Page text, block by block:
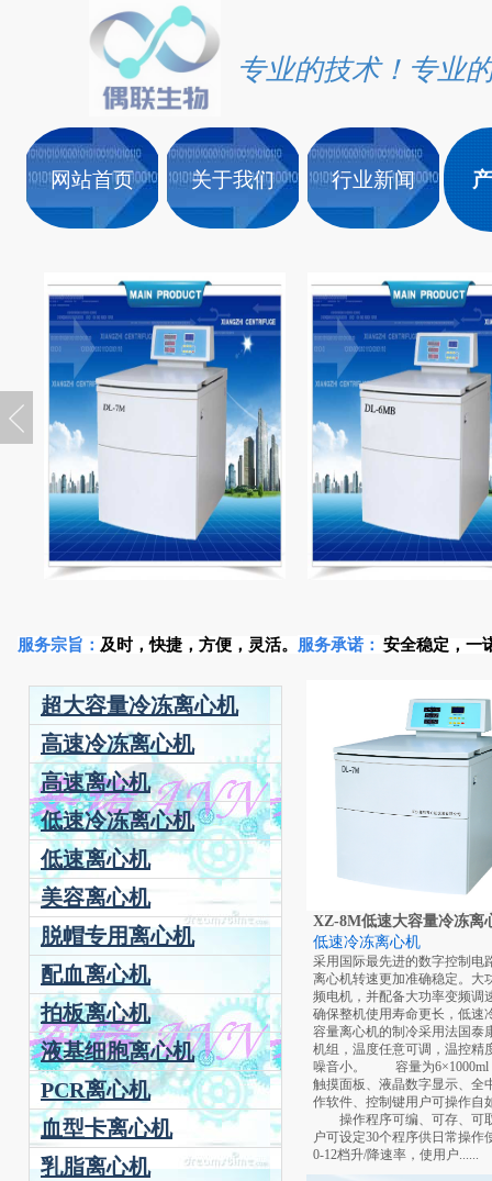
专业的技术！专业
网站首页 关于我们 行业新闻
产品中心
服务宗旨： 及时，快捷， 方便，灵活。 服务承诺： 安全稳定，一
XZ-8M低速大容量冷冻离
低速冷冻离心机
采用国际最先进的数字控制电
离心机转速更加准确稳定。大
频电机，并配备大功率变频调
确保整机使用寿命更长，低速
容量离心机的制冷采用法国泰
机组，温度任意可调，温控精
噪音小。 容量为
触摸面板、液晶数字显示、全
作软件、控制键用户可操作自
操作程序可编、可存、可
户可设定30个程序供日常操作
0-12档升/降速率，使用户......
超大容量冷冻离心机
高速冷冻离心机
高速离心机
低速冷冻离心机
低速离心机
美容离心机
脱帽专用离心机
配血离心机
拍板离心机
液基细胞离心机
PCR离心机
血型卡离心机
乳脂离心机